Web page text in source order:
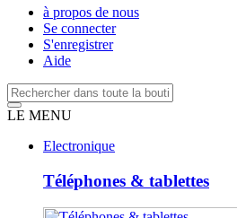
à propos de nous
Se connecter
S'enregistrer
Aide
LE MENU
Electronique
Téléphones & tablettes